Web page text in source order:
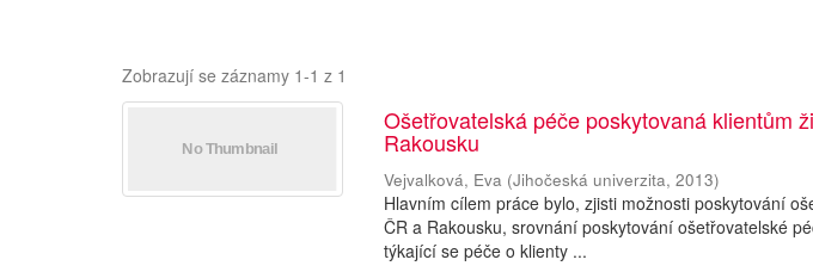
Zobrazují se záznamy 1-1 z 1
Ošetřovatelská péče poskytovaná klientům
Rakousku
Vejvalková, Eva (Jihočeská univerzita,2013)
Hlavním cílem práce bylo, zjisti možnosti poskytování
ČR a Rakousku, srovnání poskytování ošetřovatelské
týkající se péče o klienty ...